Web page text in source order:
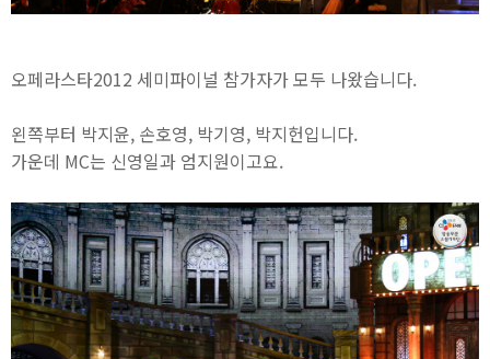
오페라스타2012 세미파이널 참가자가 모두 나왔습니다.
왼쪽부터 박지윤, 손호영, 박기영, 박지헌입니다.
가운데 MC는 신영일과 엄지원이고요.